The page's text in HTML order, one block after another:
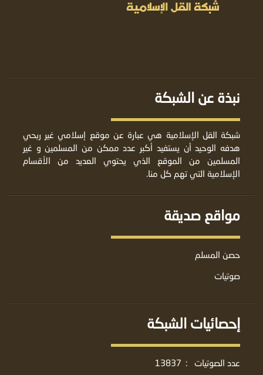
نبذة عن الشبكة
شبكة القل الإسلامية هي عبارة عن موقع إسلامي غير ربحي
هدفه الوحيد أن يستفيد أكبر عدد ممكن من المسلمين و غير
المسلمين من الموقع الذي يحتوي العديد من الأقسام
الإسلامية التي تهم كل منا.
مواقع صديقة
حصن المسلم
صوتيات
إحصائيات الشبكة
عدد الصوتيات :
13837